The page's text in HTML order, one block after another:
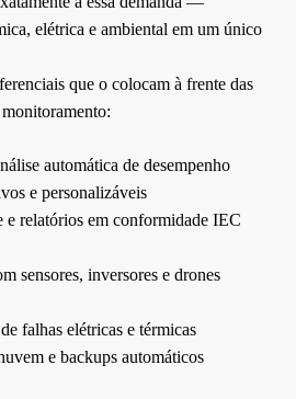
elétrica e ambiental em um único
que o colocam à frente das
automática de desempenho
e personalizáveis
e relatórios em conformidade IEC
sensores, inversores e drones
falhas elétricas e térmicas
e backups automáticos